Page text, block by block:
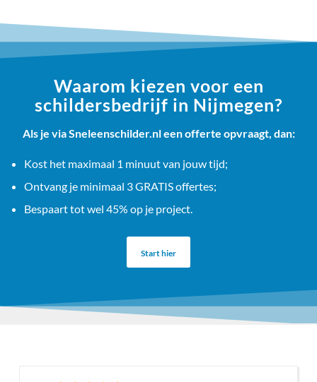
Waarom kiezen voor een
schildersbedrijf in Nijmegen?
Als je via Sneleenschilder.nl een offerte opvraagt, dan:
Kost het maximaal 1 minuut van jouw tijd;
Ontvang je minimaal 3 GRATIS offertes;
Bespaart tot wel 45% op je project.
Start hier